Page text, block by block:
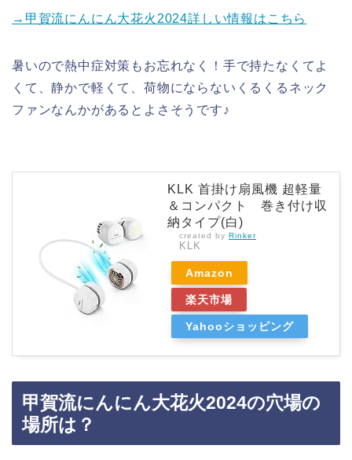
→甲賀流にんにん大花火2024詳しい情報はこちら
暑いので熱中症対策もお忘れなく！手で持たなくてよ
くて、静かで軽くて、荷物にならないくるくるネック
ファンなんかがあるとよさそうです♪
KLK 首掛け扇風機 超軽量
＆コンパクト 巻き付け収
納タイプ(白)
created by Rinker
KLK
Amazon
楽天市場
Yahooショッピング
甲賀流にんにん大花火2024の穴場の
場所は？